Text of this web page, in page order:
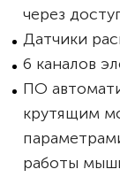
через
Датчики
6 каналов
ПО
крутящим
работы